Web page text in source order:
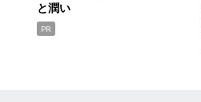
と潤い
PR